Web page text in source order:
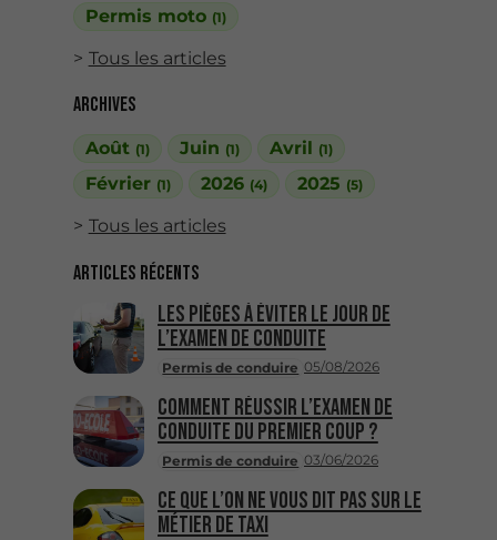
Permis moto (1)
Tous les articles
Archives
Août (1) Juin (1) Avril (1)
Février (1) 2026 (4) 2025 (5)
Tous les articles
Articles récents
Permis de conduire 05/08/2026
Les pièges à éviter le jour de
l’examen de conduite
Permis de conduire 03/06/2026
Comment réussir l’examen de
conduite du premier coup ?
Ce que l’on ne vous dit pas sur le
métier de taxi